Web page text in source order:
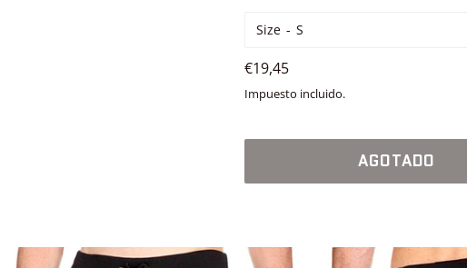
Size
Precio
habitual
€19,45
Impuesto incluido.
AGOTADO